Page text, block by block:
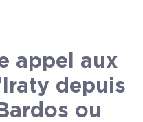
appel aux
depuis
ou